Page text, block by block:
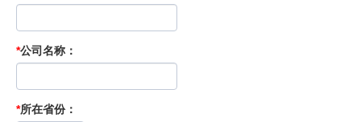
*公司名称：
*所在省份：